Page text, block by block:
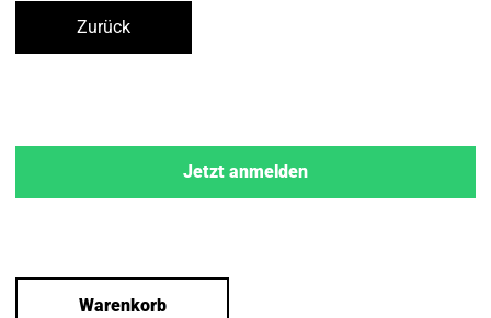
Zurück
Jetzt anmelden
Warenkorb